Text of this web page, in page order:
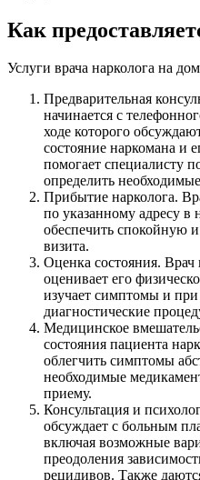
Как
Услуги врача нарколога на
Предварительная
начинается с
ходе которого
состояние наркомана и
помогает специалисту
определить
Прибытие нарколога.
по указанному адресу в
обеспечить спокойную
визита.
Оценка состояния. Врач
оценивает его
изучает симптомы и
диагностические
Медицинское
состояния пациента
облегчить симптомы
необходимые
приему.
Консультация и
обсуждает с больным
включая возможные
преодоления
рецидивов. Также